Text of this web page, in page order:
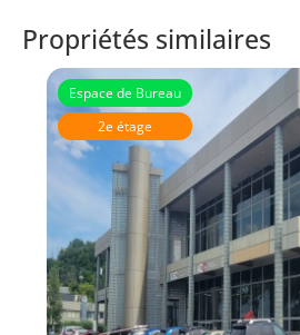
Propriétés similaires
Espace de Bureau
2e étage